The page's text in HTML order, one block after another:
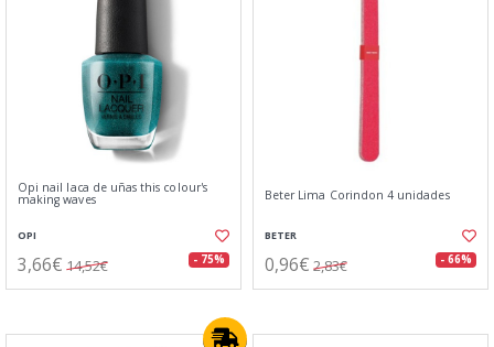
Opi nail laca de uñas this colour's
making waves
OPI
3,66€ 14,52€ - 75%
Beter Lima Corindon 4 unidades
BETER
0,96€ 2,83€ - 66%